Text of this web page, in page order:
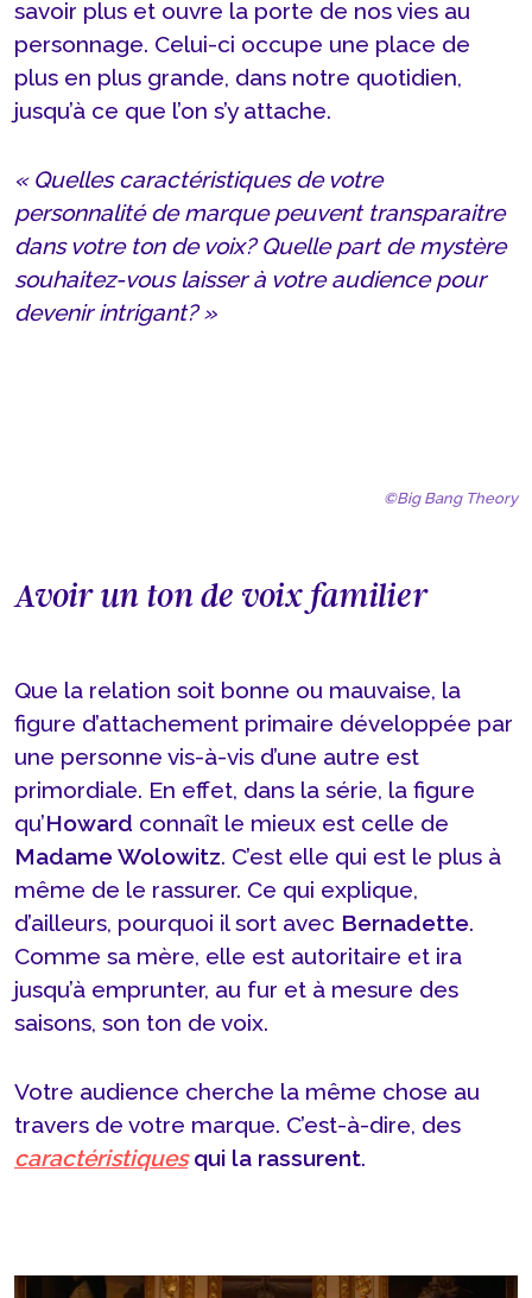
savoir plus et ouvre la porte de nos vies au
personnage. Celui-ci occupe une place de
plus en plus grande, dans notre quotidien,
jusqu’à ce que l’on s’y attache.
« Quelles caractéristiques de votre
personnalité de marque peuvent transparaitre
dans votre ton de voix? Quelle part de mystère
souhaitez-vous laisser à votre audience pour
devenir intrigant? »
©Big Bang Theory
Avoir un ton de voix familier
Que la relation soit bonne ou mauvaise, la
figure d’attachement primaire développée par
une personne vis-à-vis d’une autre est
primordiale. En effet, dans la série, la figure
qu’Howard connaît le mieux est celle de
Madame Wolowitz. C’est elle qui est le plus à
même de le rassurer. Ce qui explique,
d’ailleurs, pourquoi il sort avec Bernadette.
Comme sa mère, elle est autoritaire et ira
jusqu’à emprunter, au fur et à mesure des
saisons, son ton de voix.
Votre audience cherche la même chose au
travers de votre marque. C’est-à-dire, des
caractéristiquesqui la rassurent.